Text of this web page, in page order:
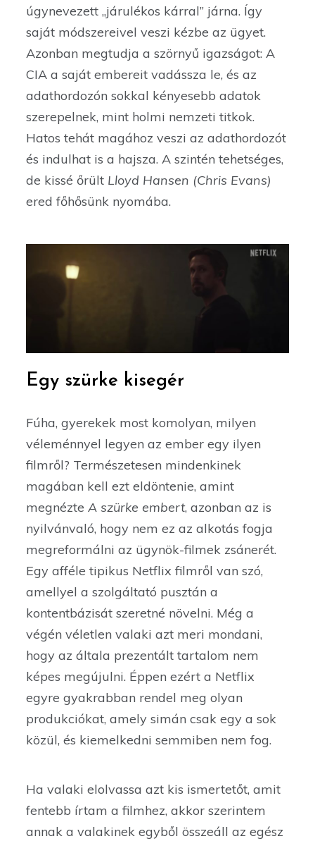
úgynevezett „járulékos kárral” járna. Így
saját módszereivel veszi kézbe az ügyet.
Azonban megtudja a szörnyű igazságot: A
CIA a saját embereit vadássza le, és az
adathordozón sokkal kényesebb adatok
szerepelnek, mint holmi nemzeti titkok.
Hatos tehát magához veszi az adathordozót
és indulhat is a hajsza. A szintén tehetséges,
de kissé őrült Lloyd Hansen (Chris Evans)
ered főhősünk nyomába.
Egy szürke kisegér
Fúha, gyerekek most komolyan, milyen
véleménnyel legyen az ember egy ilyen
filmről? Természetesen mindenkinek
magában kell ezt eldöntenie, amint
megnézteA szürke embert, azonban az is
nyilvánvaló, hogy nem ez az alkotás fogja
megreformálni az ügynök-filmek zsánerét.
Egy afféle tipikus Netflix filmről van szó,
amellyel a szolgáltató pusztán a
kontentbázisát szeretné növelni. Még a
végén véletlen valaki azt meri mondani,
hogy az általa prezentált tartalom nem
képes megújulni. Éppen ezért a Netflix
egyre gyakrabban rendel meg olyan
produkciókat, amely simán csak egy a sok
közül, és kiemelkedni semmiben nem fog.
Ha valaki elolvassa azt kis ismertetőt, amit
fentebb írtam a filmhez, akkor szerintem
annak a valakinek egyből összeáll az egész